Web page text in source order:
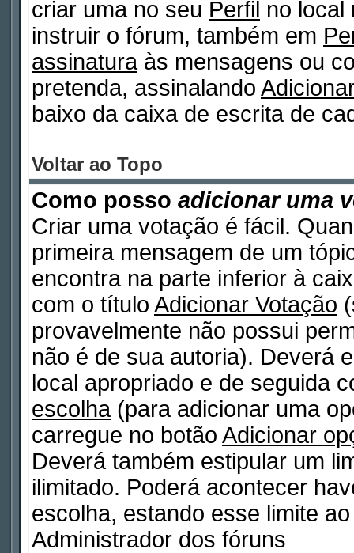
criar uma no seu Perfil no local
instruir o fórum, também em
assinaturaàs mensagens ou
pretenda, assinalando
baixo da caixa de escrita de
Voltar ao Topo
Como posso adicionar uma
Criar uma votação é fácil.
primeira mensagem de um
encontra na parte inferior à
com o título Adicionar Votação
provavelmente não possui
não é de sua autoria). Deverá
local apropriado e de seguida
escolha(para adicionar uma
carregue no botão Adicionar
Deverá também estipular um
ilimitado. Poderá acontecer
escolha, estando esse limite
Administrador dos fóruns